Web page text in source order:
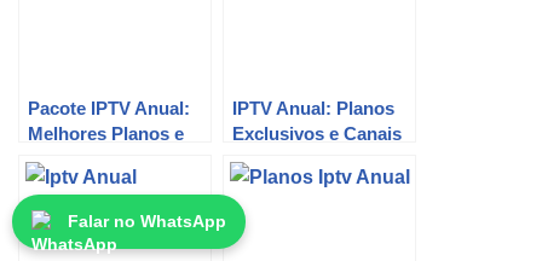
Pacote IPTV Anual:
Melhores Planos e
Descontos
Exclusivos!
IPTV Anual: Planos
Exclusivos e Canais
Imperdíveis!
Falar no WhatsApp